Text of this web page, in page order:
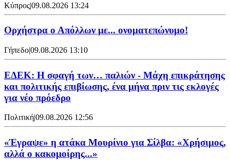
Κύπρος|09.08.2026 13:24
Ορχήστρα o Aπόλλων με... ονοματεπώνυμο!
Γήπεδο|09.08.2026 13:10
ΕΔΕΚ: Η σφαγή των… παλιών - Μάχη επικράτησης
και πολιτικής επιβίωσης, ένα μήνα πριν τις εκλογές
για νέο πρόεδρο
Πολιτική09.08.2026 12:56
«Έγραψε» η ατάκα Μουρίνιο για Σίλβα: «Χρήσιμος,
αλλά ο κακομοίρης...»